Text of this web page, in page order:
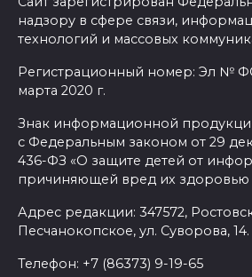
надзору в сфере связи,
технологий и массовых
Регистрационный номер: Эл №
марта 2020 г.
Знак информационной
с Федеральным законом от 29
436-ФЗ «О защите детей от
причиняющей вред их здоровью
Адрес редакции: 347572,
Песчанокопское, ул. Суворова, 14.
Телефон: +7 (86373) 9-19-65